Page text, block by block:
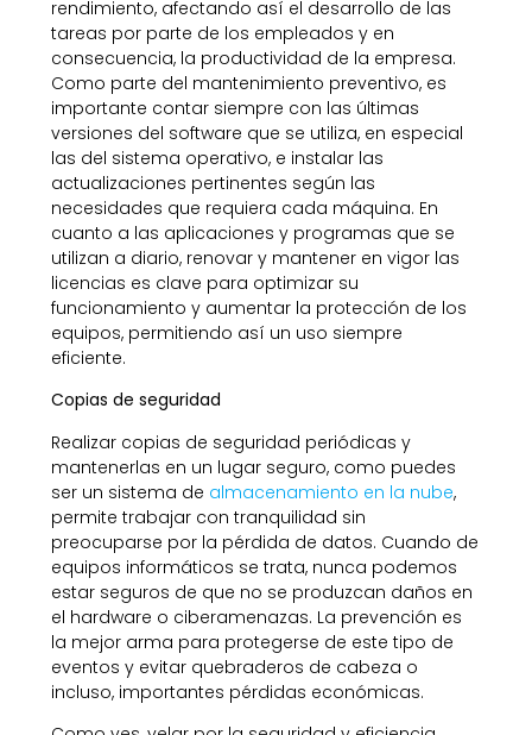
rendimiento, afectando así el desarrollo de las
tareas por parte de los empleados y en
consecuencia, la productividad de la empresa.
Como parte del mantenimiento preventivo, es
importante contar siempre con las últimas
versiones del software que se utiliza, en especial
las del sistema operativo, e instalar las
actualizaciones pertinentes según las
necesidades que requiera cada máquina. En
cuanto a las aplicaciones y programas que se
utilizan a diario, renovar y mantener en vigor las
licencias es clave para optimizar su
funcionamiento y aumentar la protección de los
equipos, permitiendo así un uso siempre
eficiente.
Copias de seguridad
Realizar copias de seguridad periódicas y
mantenerlas en un lugar seguro, como puedes
ser un sistema de almacenamiento en la nube,
permite trabajar con tranquilidad sin
preocuparse por la pérdida de datos. Cuando de
equipos informáticos se trata, nunca podemos
estar seguros de que no se produzcan daños en
el hardware o ciberamenazas. La prevención es
la mejor arma para protegerse de este tipo de
eventos y evitar quebraderos de cabeza o
incluso, importantes pérdidas económicas.